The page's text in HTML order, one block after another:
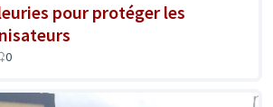
pour protéger les
0